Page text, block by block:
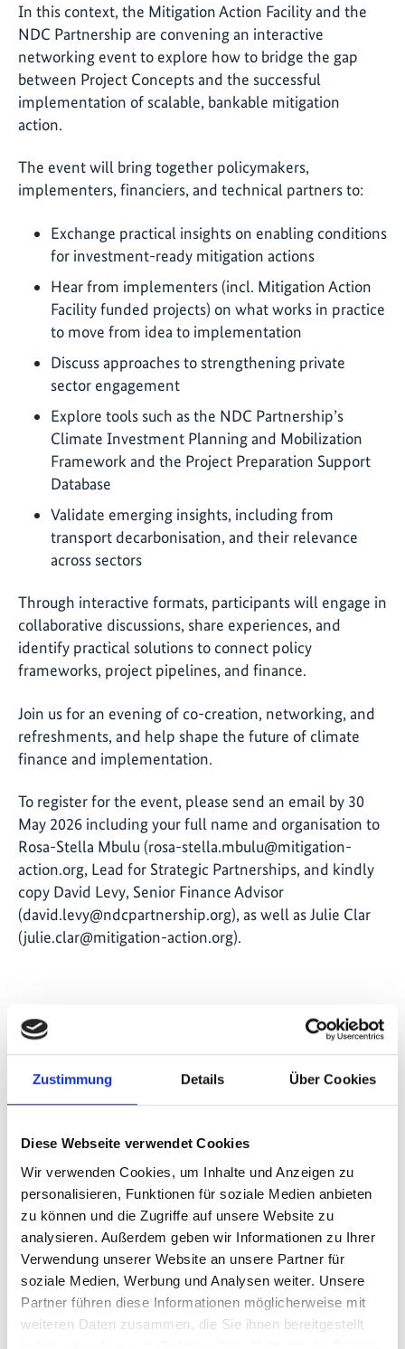
Zustimmung Details Über Cookies
Diese Webseite verwendet Cookies
Wir verwenden Cookies, um Inhalte und Anzeigen zu
personalisieren, Funktionen für soziale Medien anbieten
zu können und die Zugriffe auf unsere Website zu
analysieren. Außerdem geben wir Informationen zu Ihrer
Verwendung unserer Website an unsere Partner für
soziale Medien, Werbung und Analysen weiter. Unsere
Partner führen diese Informationen möglicherweise mit
weiteren Daten zusammen, die Sie ihnen bereitgestellt
In this context, the Mitigation Action Facility and the
NDC Partnership are convening an interactive
networking event to explore how to bridge the gap
between Project Concepts and the successful
implementation of scalable, bankable mitigation
action.
The event will bring together policymakers,
implementers, financiers, and technical partners to:
Exchange practical insights on enabling conditions
for investment-ready mitigation actions
Hear from implementers (incl. Mitigation Action
Facility funded projects) on what works in practice
to move from idea to implementation
Discuss approaches to strengthening private
sector engagement
Explore tools such as the NDC Partnership’s
Climate Investment Planning and Mobilization
Framework and the Project Preparation Support
Database
Validate emerging insights, including from
transport decarbonisation, and their relevance
across sectors
Through interactive formats, participants will engage in
collaborative discussions, share experiences, and
identify practical solutions to connect policy
frameworks, project pipelines, and finance.
Join us for an evening of co-creation, networking, and
refreshments, and help shape the future of climate
finance and implementation.
To register for the event, please send an email by 30
May 2026 including your full name and organisation to
Rosa-Stella Mbulu (rosa-stella.mbulu@mitigation-
action.org, Lead for Strategic Partnerships, and kindly
copy David Levy, Senior Finance Advisor
(david.levy@ndcpartnership.org), as well as Julie Clar
(julie.clar@mitigation-action.org).
Seite teilen
https://www.international-climate-
initiative.com/EVENT3567
Schnellinfo
Networking event: Connect & co-create with
the Mitigation Action Facility x NDC
Partnership